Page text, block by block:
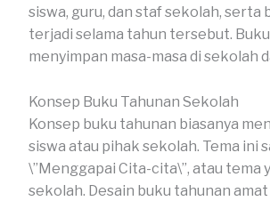
siswa, guru, dan staf sekolah,
terjadi selama tahun tersebut.
menyimpan masa-masa di
Konsep Buku Tahunan Sekolah
Konsep buku tahunan biasanya
siswa atau pihak sekolah. Tema ini
\”Menggapai Cita-cita\”, atau
sekolah. Desain buku tahunan